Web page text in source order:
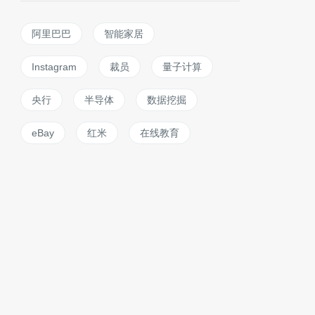
阿里巴巴 智能家居
Instagram 裁员 量子计算
央行 半导体 数据挖掘
eBay 红米 在线教育